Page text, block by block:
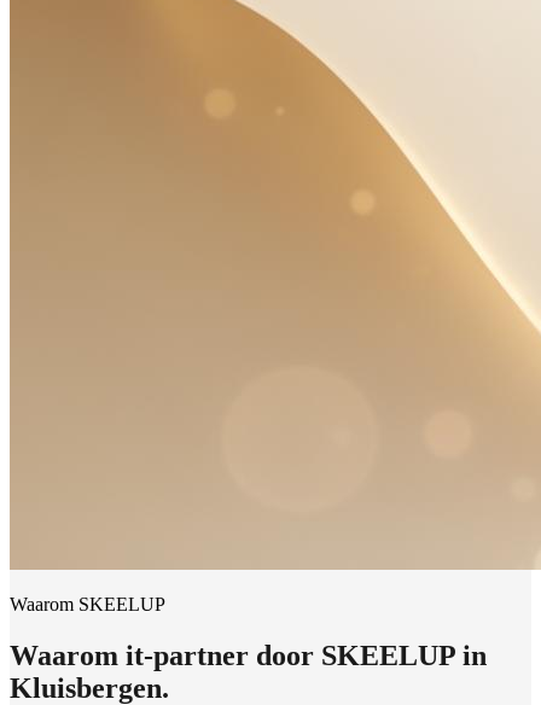
Waarom SKEELUP
Waarom it-partner door SKEELUP in
Kluisbergen.